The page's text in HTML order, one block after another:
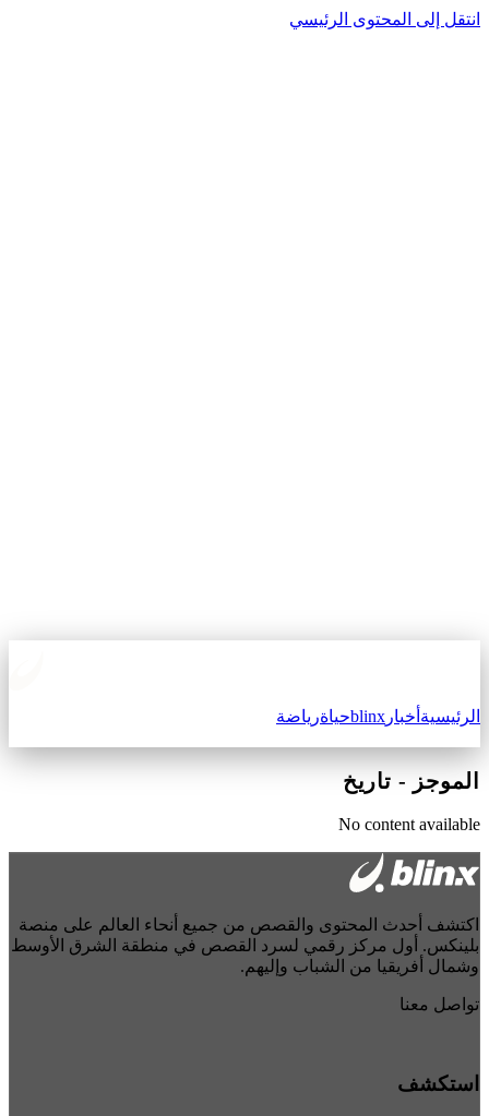
انتقل إلى المحتوى الرئيسي
الرئيسية أخبار blinxحياةرياضة
الموجز - تاريخ
No content available
اكتشف أحدث المحتوى والقصص من جميع أنحاء العالم على منصة
بلينكس. أول مركز رقمي لسرد القصص في منطقة الشرق الأوسط
وشمال أفريقيا من الشباب وإليهم.
تواصل معنا
استكشف